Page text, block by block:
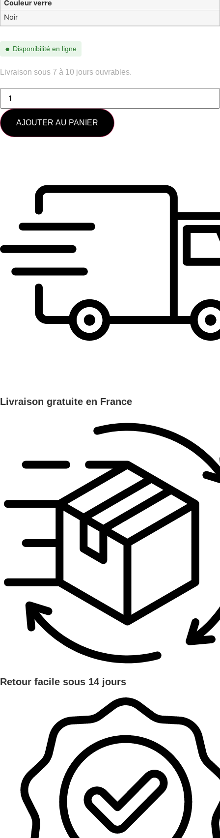
Couleur verre
Noir
● Disponibilité en ligne
Livraison sous 7 à 10 jours ouvrables.
quantité
SL
302
LISA-
002
AJOUTER AU PANIER
Livraison gratuite en France
Retour facile sous 14 jours